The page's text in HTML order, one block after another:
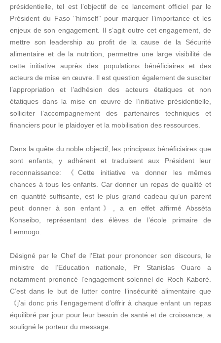
présidentielle, tel est l’objectif de ce lancement officiel par le
Président du Faso ‘’himself’’ pour marquer l’importance et les
enjeux de son engagement. Il s’agit outre cet engagement, de
mettre son leadership au profit de la cause de la Sécurité
alimentaire et de la nutrition, permettre une large visibilité de
cette initiative auprès des populations bénéficiaires et des
acteurs de mise en œuvre. Il est question également de susciter
l’appropriation et l’adhésion des acteurs étatiques et non
étatiques dans la mise en œuvre de l’initiative présidentielle,
solliciter l’accompagnement des partenaires techniques et
financiers pour le plaidoyer et la mobilisation des ressources.
Dans la quête du noble objectif, les principaux bénéficiaires que
sont enfants, y adhérent et traduisent aux Président leur
reconnaissance: 《Cette initiative va donner les mêmes
chances à tous les enfants. Car donner un repas de qualité et
en quantité suffisante, est le plus grand cadeau qu’un parent
peut donner à son enfant》, a en effet affirmé Abssèta
Konseibo, représentant des élèves de l’école primaire de
Lemnogo.
Désigné par le Chef de l’Etat pour prononcer son discours, le
ministre de l’Education nationale, Pr Stanislas Ouaro a
notamment prononcé l’engagement solennel de Roch Kaboré.
C’est dans le but de lutter contre l’insécurité alimentaire que
《j’ai donc pris l’engagement d’offrir à chaque enfant un repas
équilibré par jour pour leur besoin de santé et de croissance, a
souligné le porteur du message.